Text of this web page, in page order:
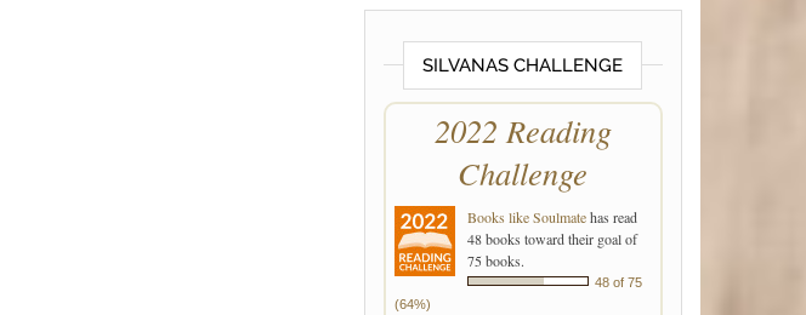
SILVANAS CHALLENGE
2022 Reading
Challenge
Books like Soulmatehas read
48 books toward their goal of
75 books.
48 of 75
(64%)